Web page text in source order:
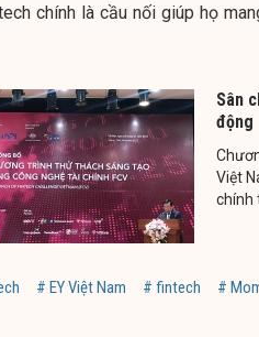
chính là cầu nối giúp họ
Sân
động
Việt
chính
# EY Việt Nam # fintech #